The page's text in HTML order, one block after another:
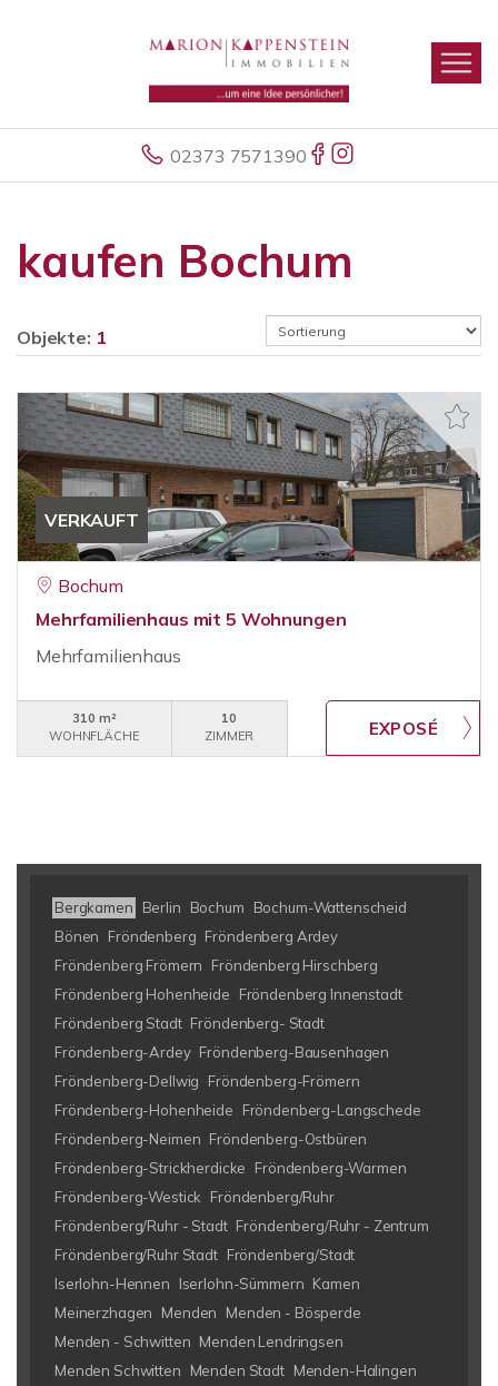
02373 7571390
kaufen Bochum
Objekte: 1
VERKAUFT
Bochum
Mehrfamilienhaus mit 5 Wohnungen
Mehrfamilienhaus
310 m²
WOHNFLÄCHE
10
ZIMMER
Bergkamen Berlin Bochum
Bochum-Wattenscheid
Bönen
Fröndenberg Fröndenberg Ardey
Fröndenberg Frömern
Fröndenberg Hirschberg
Fröndenberg Hohenheide
Fröndenberg Innenstadt
Fröndenberg Stadt Fröndenberg- Stadt
Fröndenberg-Ardey Fröndenberg-Bausenhagen
Fröndenberg-Dellwig
Fröndenberg-Frömern
Fröndenberg-Hohenheide
Fröndenberg-Langschede
Fröndenberg-Neimen Fröndenberg-Ostbüren
Fröndenberg-Strickherdicke
Fröndenberg-Warmen
Fröndenberg-Westick
Fröndenberg/Ruhr
Fröndenberg/Ruhr - Stadt Fröndenberg/Ruhr - Zentrum
Fröndenberg/Ruhr Stadt Fröndenberg/Stadt
Iserlohn-Hennen
Iserlohn-Sümmern Kamen
Meinerzhagen
Menden
Menden - Bösperde
Menden - Schwitten Menden Lendringsen
Menden Schwitten
Menden Stadt Menden-Halingen